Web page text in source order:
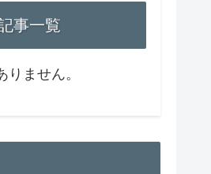
事一覧
りません。